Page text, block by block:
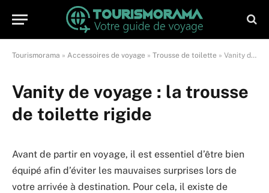
Tourismorama » Accessoires de voyage » Trousse de toilette » Vanity de voyage : la trousse de toilette rigide
Vanity de voyage : la trousse
de toilette rigide
Avant de partir en voyage, il est essentiel d’être bien
équipé afin d’éviter les mauvaises surprises lors de
votre arrivée à destination. Pour cela, il existe de